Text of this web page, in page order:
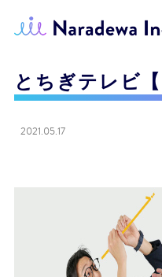
とちぎテレビ
2021.05.17